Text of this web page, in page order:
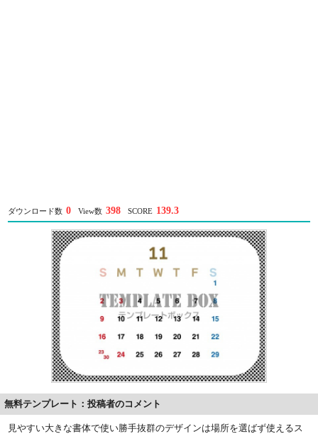
ダウンロード数 0 View数 398 SCORE 139.3
無料テンプレート：投稿者のコメント
見やすい大きな書体で使い勝手抜群のデザインは場所を選ばず使えるス